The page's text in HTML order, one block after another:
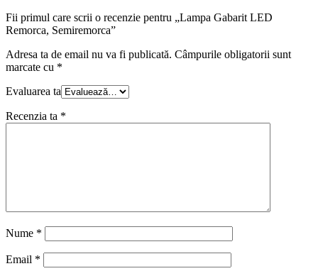
Fii primul care scrii o recenzie pentru „Lampa Gabarit LED
Remorca, Semiremorca”
Adresa ta de email nu va fi publicată. Câmpurile obligatorii sunt
marcate cu *
Evaluarea ta
Recenzia ta *
Nume *
Email *